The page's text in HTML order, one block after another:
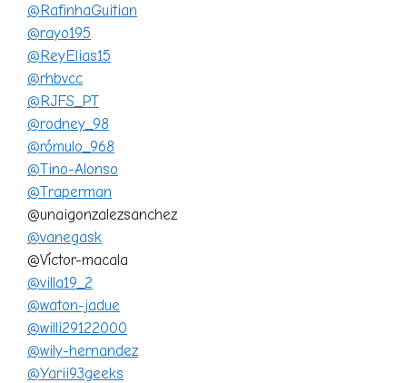
@RafinhaGuitian
@rayo195
@ReyElias15
@rhbvcc
@RJFS_PT
@rodney_98
@rómulo_968
@Tino-Alonso
@Traperman
@unaigonzalezsanchez
@vanegask
@Víctor-macala
@villa19_2
@waton-jadue
@willi29122000
@wily-hernandez
@Yarii93geeks